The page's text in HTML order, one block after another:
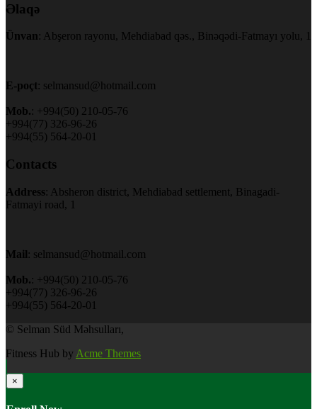
Əlaqə
Ünvan: Abşeron rayonu, Mehdiabad qəs., Binəqədi-Fatmayı yolu, 1
E-poçt: selmansud@hotmail.com
Mob.: +994(50) 210-05-76
+994(77) 326-96-26
+994(55) 564-20-01
Contacts
Address: Absheron district, Mehdiabad settlement, Binagadi-
Fatmayi road, 1
Mail: selmansud@hotmail.com
Mob.: +994(50) 210-05-76
+994(77) 326-96-26
+994(55) 564-20-01
© Selman Süd Məhsulları,
Fitness Hub by Acme Themes
×